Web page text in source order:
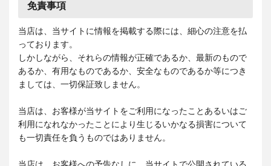
免責事項
当店は、当サイトに情報を掲載する際には、細心の注意を払
っております。
しかしながら、それらの情報が正確であるか、最新のもので
あるか、有用なものであるか、安全なものであるか等につき
ましては、一切保証致しません。
当店は、お客様が当サイトをご利用になったことあるいはご
利用になれなかったことにより生じるいかなる損害について
も一切責任を負うものではありません。